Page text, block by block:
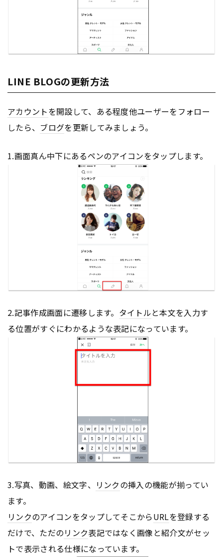
LINE BLOGの更新方法
アカウントを開設して、ある程度他ユーザーをフォロー
したら、 ブログを更新してみましょう。
1.画面真ん中下にあるペンのアイコンをタップします。
2.記事作成画面に遷移します。 タイトルと本文を入力す
る位置がすぐにわかるような表記になっています。
3.写真、動画、絵文字、 リンクの挿入の機能が揃ってい
ます。
リンクのアイコンをタップしてそこからURLを登録する
だけで、ただのリンク表記ではなく画像と紹介文がセッ
トで表示される仕様になっています。